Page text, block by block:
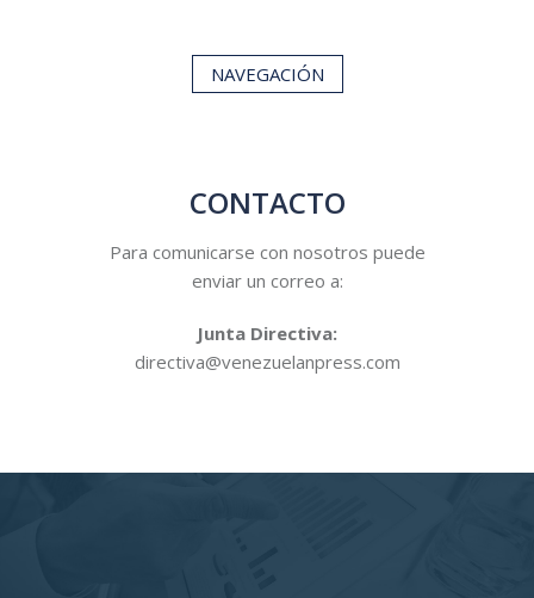
NAVEGACIÓN
CONTACTO
Para comunicarse con nosotros puede
enviar un correo a:
Junta Directiva:
directiva@venezuelanpress.com